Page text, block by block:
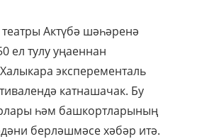
Актүбә шәһәренә
ел тулу уңаеннан
эксперементаль
катнашачак. Бу
һәм башкортларының
берләшмәсе хәбәр итә.